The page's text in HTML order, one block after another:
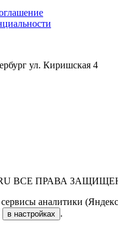
195299 г.Санкт-Петербург ул. Киришская 4
ВСЕ ПРАВА
аналитики
в настройках .